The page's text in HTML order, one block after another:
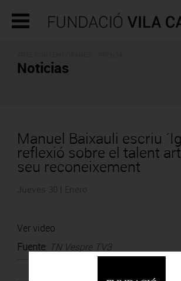
Noticias
Manuel Baixauli escriu
reflexió sobre el talent
seu reconeixement
Ver video
Fuente: TN Vespre TV3